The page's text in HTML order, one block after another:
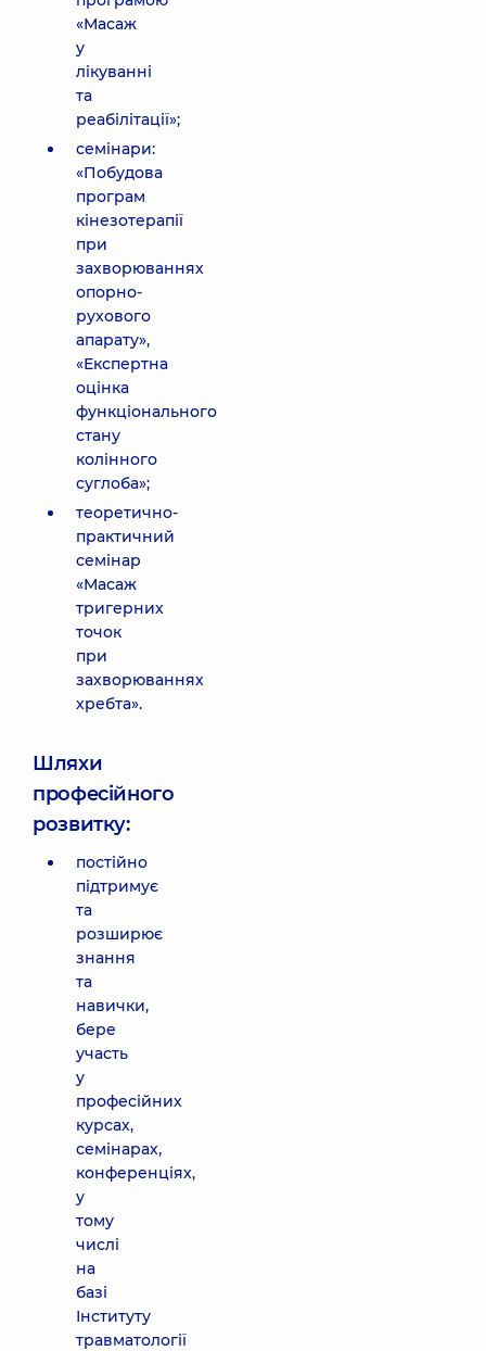
«Масаж
у
лікуванні
та
реабілітації»;
семінари:
«Побудова
програм
кінезотерапії
при
захворюваннях
опорно-
рухового
апарату»,
«Експертна
оцінка
функціонального
стану
колінного
суглоба»;
теоретично-
практичний
семінар
«Масаж
тригерних
точок
при
захворюваннях
хребта».
Шляхи
професійного
розвитку:
постійно
підтримує
та
розширює
знання
та
навички,
бере
участь
у
професійних
курсах,
семінарах,
конференціях,
у
тому
числі
на
базі
Інституту
травматології